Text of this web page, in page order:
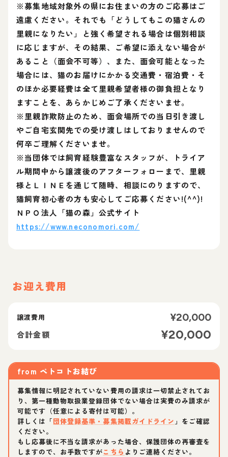
※募集地域対象外の県にお住まいの方のご応募はご
遠慮ください。それでも「どうしてもこの猫さんの
里親になりたい」と強く希望される場合は個別相談
に応じますが、その結果、ご希望に添えない場合が
あること（面会不可等）、また、面会可能となった
場合には、猫のお届けにかかる交通費・宿泊費・そ
のほか必要経費は全て里親希望者様の御負担となり
ますことを、あらかじめご了承くださいませ。
※里親詐欺防止のため、面会場所での当日引き渡し
やご自宅玄関先での受け渡しはしておりませんので
何卒ご理解くださいませ。
※当団体では飼育経験豊富なスタッフが、トライア
ル期間中から譲渡後のアフターフォローまで、里親
様とＬＩＮＥを通じて随時、相談にのりますので、
猫飼育初心者の方も安心してご応募ください!(^^)!
ＮＰＯ法人「猫の森」公式サイト
https://www.neconomori.com/
お迎え費用
譲渡費用 ¥20,000
合計金額 ¥20,000
from ペトコトお結び
募集情報に明記されていない費用の請求は一切禁止されてお
り、第一種動物取扱業登録団体でない場合は実費のみ請求が
可能です（任意による寄付は可能）。
詳しくは「団体登録基準・募集掲載ガイドライン 」をご確認
ください。
もし応募後に不当な請求があった場合、保護団体の再審査を
しますので、お手数ですがこちら よりご連絡ください。